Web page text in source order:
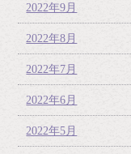
2022年9月
2022年8月
2022年7月
2022年6月
2022年5月